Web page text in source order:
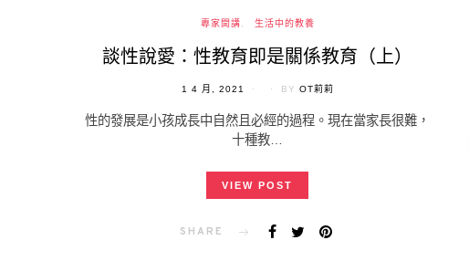
專家開講 生活中的教養
談性說愛：性教育即是關係教育（上）
POSTED
1 4 月, 2021 BY OT莉莉
性的發展是小孩成長中自然且必經的過程。現在當家長很難，
十種教…
VIEW POST
SHARE